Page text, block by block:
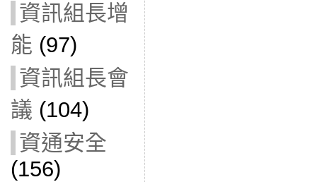
資訊組長增
能 (97)
資訊組長會
議 (104)
資通安全
(156)